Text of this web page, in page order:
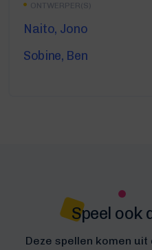
ONTWERPER(S)
Naito, Jono
Sobine, Ben
Speel ook
Deze spellen komen